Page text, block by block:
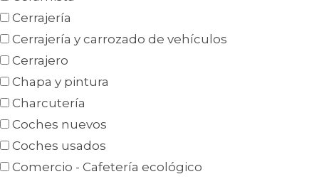
Cerrajería
Cerrajería y carrozado de vehículos
Cerrajero
Chapa y pintura
Charcutería
Coches nuevos
Coches usados
Comercio - Cafetería ecológico